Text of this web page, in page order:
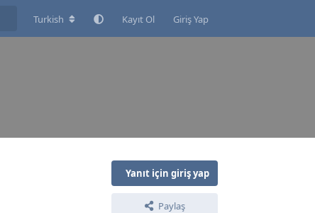
Turkish Kayıt Ol Giriş Yap
Yanıt için giriş yap
Paylaş